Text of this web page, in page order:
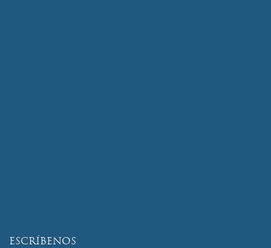
ESCRÍBENOS